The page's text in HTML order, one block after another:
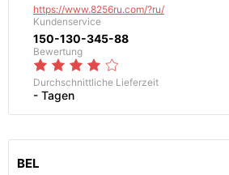
https://www.8256ru.com/?ru/
Kundenservice
150-130-345-88
Bewertung
Durchschnittliche Lieferzeit
- Tagen
BEL